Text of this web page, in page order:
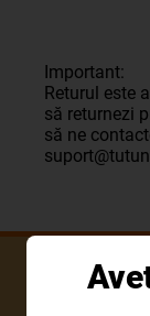
Important:
Returul este
să returnezi
să ne